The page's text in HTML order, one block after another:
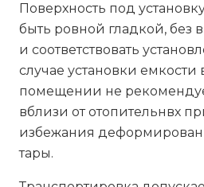
Поверхность под
быть ровной гладкой, без
и соответствовать
случае установки емкости
помещении не
вблизи от отопительнвх
избежания
тары.